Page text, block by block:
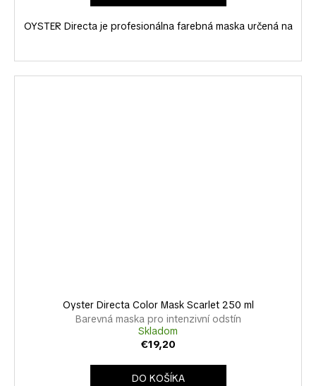
OYSTER Directa je profesionálna farebná maska určená na
Oyster Directa Color Mask Scarlet 250 ml
Barevná maska pro intenzivní odstín
Skladom
€19,20
DO KOŠÍKA